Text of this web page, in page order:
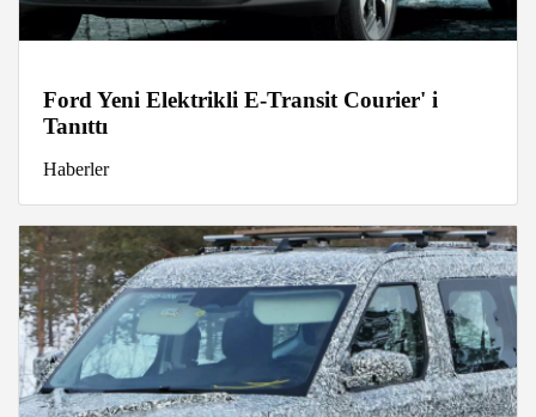
Ford Yeni Elektrikli E-Transit Courier' i
Tanıttı
Haberler